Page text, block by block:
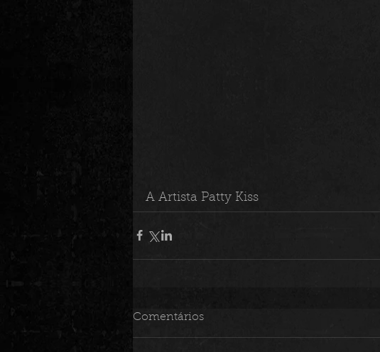
A Artista Patty Kiss
Comentários